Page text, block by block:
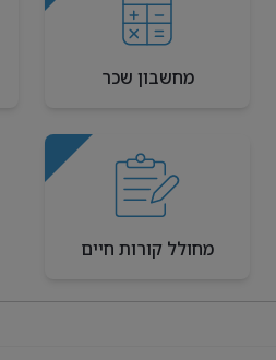
מחשבון שכר
מחולל קורות חיים